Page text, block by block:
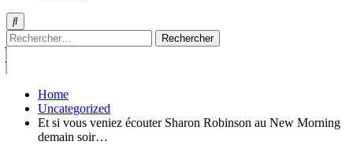
Rechercher :
Home
Uncategorized
Et si vous veniez écouter Sharon Robinson au New Morning
demain soir…